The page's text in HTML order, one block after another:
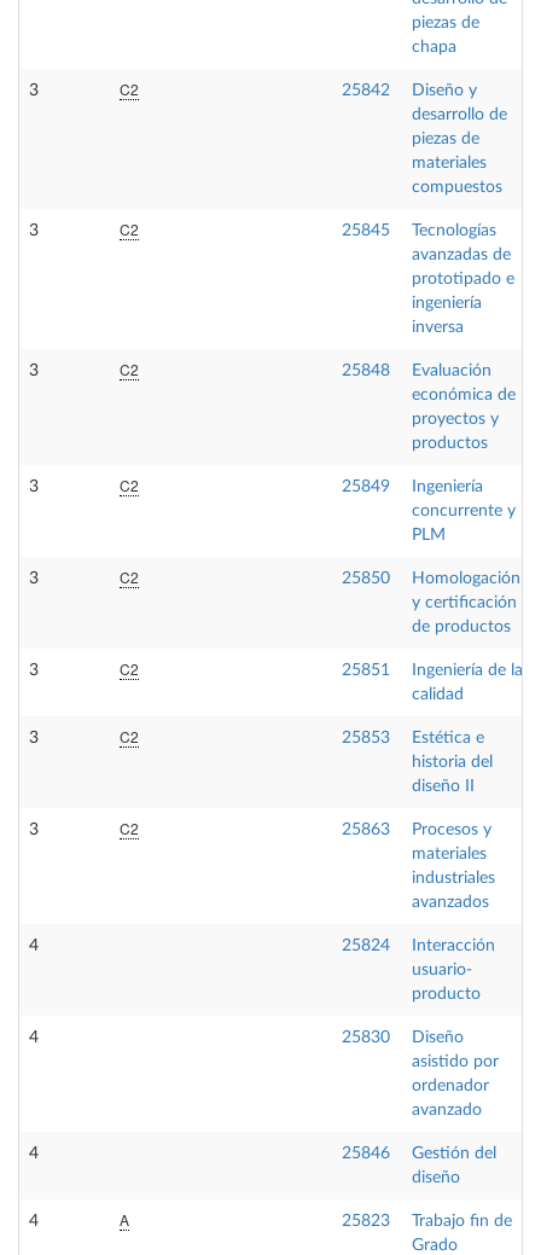
piezas de
chapa
3 C2 25842
Diseño y
desarrollo de
piezas de
materiales
compuestos
3 C2 25845
Tecnologías
avanzadas de
prototipado e
ingeniería
inversa
3 C2 25848
Evaluación
económica de
proyectos y
productos
3 C2 25849
Ingeniería
concurrente y
PLM
3 C2 25850
Homologación
y certificación
de productos
3 C2 25851
Ingeniería de la
calidad
3 C2 25853
Estética e
historia del
diseño II
3 C2 25863
Procesos y
materiales
industriales
avanzados
4 25824
Interacción
usuario-
producto
4 25830
Diseño
asistido por
ordenador
avanzado
4 25846
Gestión del
diseño
4 A 25823
Trabajo fin de
Grado